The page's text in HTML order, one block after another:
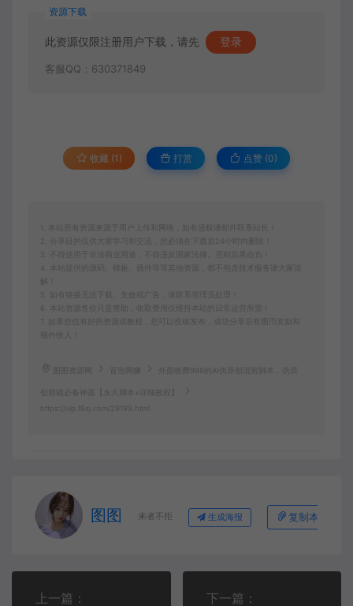
资源下载
此资源仅限注册用户下载，请先 登录
客服QQ：630371849
收藏 (1) 打赏 点赞 (0)
1. 本站所有资源来源于用户上传和网络，如有侵权请邮件联系站长！
2. 分享目的仅供大家学习和交流，您必须在下载后24小时内删除！
3. 不得使用于非法商业用途，不得违反国家法律。否则后果自负！
4. 本站提供的源码、模板、插件等等其他资源，都不包含技术服务请大家谅
5. 如有链接无法下载、失效或广告，请联系管理员处理！
6. 本站资源售价只是赞助，收取费用仅维持本站的日常运营所需！
7. 如果您也有好的资源或教程，您可以投稿发布，成功分享后有图币奖励和
额外收入！
图图资源网 冒泡网赚 外面收费998的AI伪原创混剪脚本，伪原
创剪辑必备神器【永久脚本+详细教程】
https://vip.f6sj.com/29199.html
图图 来者不拒 生成海报 复制本文链接
上一篇： 下一篇：